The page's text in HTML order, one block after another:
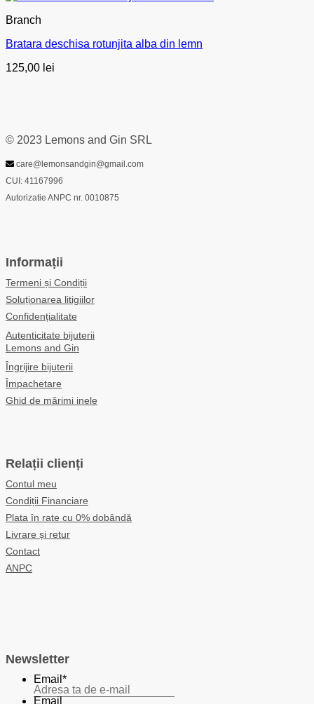
Branch
Bratara deschisa rotunjita alba din lemn
125,00 lei
© 2023 Lemons and Gin SRL
care@lemonsandgin@gmail.com
CUI: 41167996
Autorizatie ANPC nr. 0010875
Informații
Termeni și Condiții
Soluționarea litigiilor
Confidențialitate
Autenticitate bijuterii
Lemons and Gin
Îngrijire bijuterii
Împachetare
Ghid de mărimi inele
Relații clienți
Contul meu
Condiții Financiare
Plata în rate cu 0% dobândă
Livrare și retur
Contact
ANPC
Newsletter
Email *
Email